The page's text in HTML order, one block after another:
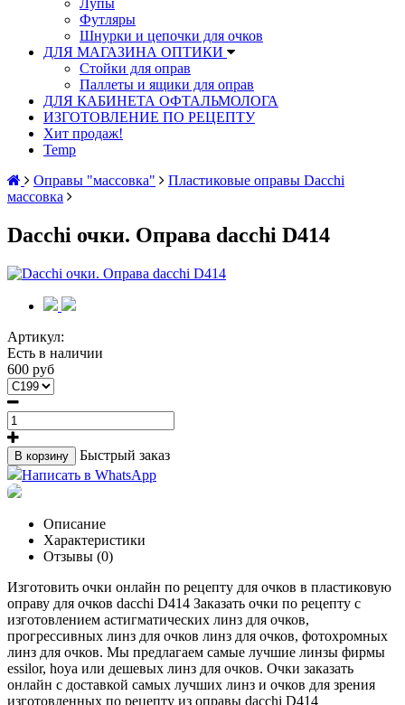
Лупы
Футляры
Шнурки и цепочки для очков
ДЛЯ МАГАЗИНА ОПТИКИ
Стойки для оправ
Паллеты и ящики для оправ
ДЛЯ КАБИНЕТА ОФТАЛЬМОЛОГА
ИЗГОТОВЛЕНИЕ ПО РЕЦЕПТУ
Хит продаж!
Temp
Оправы "массовка"
Пластиковые оправы Dacchi
массовка
Dacchi очки. Оправа dacchi D414
Артикул:
Есть в наличии
600 руб
В корзину
Быстрый заказ
Написать в WhatsApp
Описание
Характеристики
Отзывы (0)
Изготовить очки онлайн по рецепту для очков в пластиковую
оправу для очков dacchi D414 Заказать очки по рецепту с
изготовлением астигматических линз для очков,
прогрессивных линз для очков линз для очков, фотохромных
линз для очков. Мы предлагаем самые лучшие линзы фирмы
essilor, hoya или дешевых линз для очков. Очки заказать
онлайн с доставкой самых лучших линз и очков для зрения
изготовленных по рецепту из оправы dacchi D414